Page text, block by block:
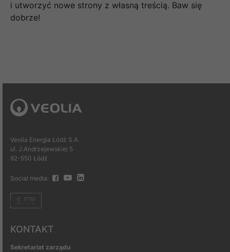
i utworzyć nowe strony z własną treścią. Baw się
dobrze!
Veolia Energia Łódź S.A.
ul. J.Andrzejewskiej 5
92-550 Łódź
Social media:
KONTAKT
Sekretariat zarządu